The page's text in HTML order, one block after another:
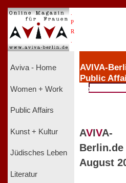
P
R
Aviva - Home
Women + Work
Public Affairs
Kunst + Kultur
Jüdisches Leben
Literatur
AVIVA-
Public
Politik +
AVIVA-
Berlin.de
August